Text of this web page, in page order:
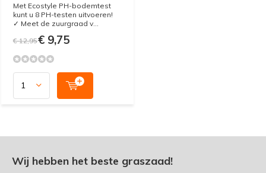
Met Ecostyle PH-bodemtest
kunt u 8 PH-testen uitvoeren!
✓ Meet de zuurgraad v...
€ 12,95€ 9,75
Wij hebben het beste graszaad!